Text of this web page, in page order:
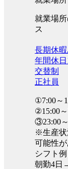
就業場
ス
長期休暇
年間休日
交替制
正社員
①7:00～
②15:00
③23:00
※生産状
可能性
シフト例
朝勤4日